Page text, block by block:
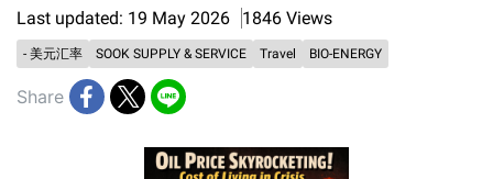
Last updated: 19 May 2026 1846 Views
- 美元汇率 SOOK SUPPLY & SERVICE Travel BIO-ENERGY
Share